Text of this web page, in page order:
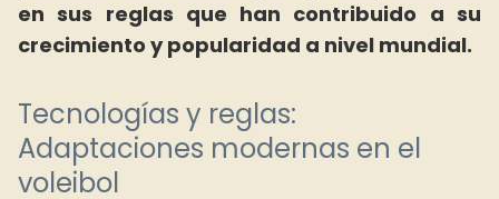
en sus reglas que han contribuido a su
crecimiento y popularidad a nivel mundial.
Tecnologías y reglas:
Adaptaciones modernas en el
voleibol